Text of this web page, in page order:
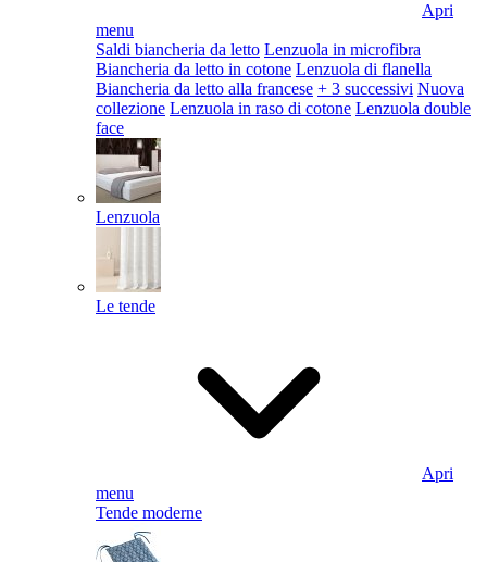
Apri
menu
Saldi biancheria da letto Lenzuola in microfibra
Biancheria da letto in cotone Lenzuola di flanella
Biancheria da letto alla francese + 3 successivi Nuova
collezione Lenzuola in raso di cotone Lenzuola double
face
Lenzuola
Le tende
Apri
menu
Tende moderne